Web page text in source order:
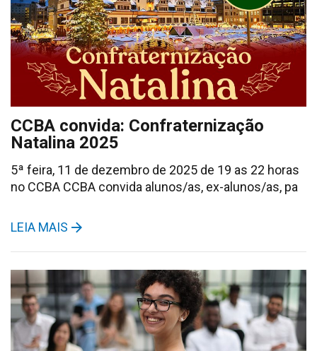
CCBA convida: Confraternização
Natalina 2025
5ª feira, 11 de dezembro de 2025 de 19 as 22 horas
no CCBA CCBA convida alunos/as, ex-alunos/as, pa
LEIA MAIS